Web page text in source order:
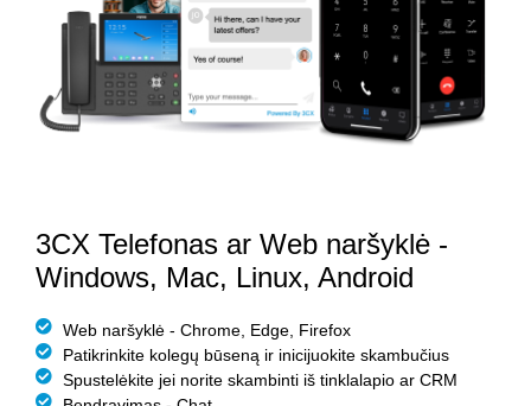
3CX Telefonas ar Web naršyklė -
Windows, Mac, Linux, Android
Web naršyklė - Chrome, Edge, Firefox
Patikrinkite kolegų būseną ir inicijuokite skambučius
Spustelėkite jei norite skambinti iš tinklalapio ar CRM